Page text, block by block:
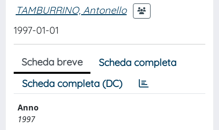
TAMBURRINO, Antonello
1997-01-01
Scheda breve
Scheda completa
Scheda completa (DC)
Anno
1997